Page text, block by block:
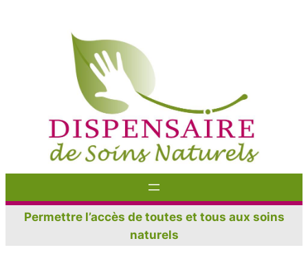
Permettre l’accès de toutes et tous aux soins
naturels